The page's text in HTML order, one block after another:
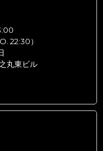
22:30）
丸東ビル